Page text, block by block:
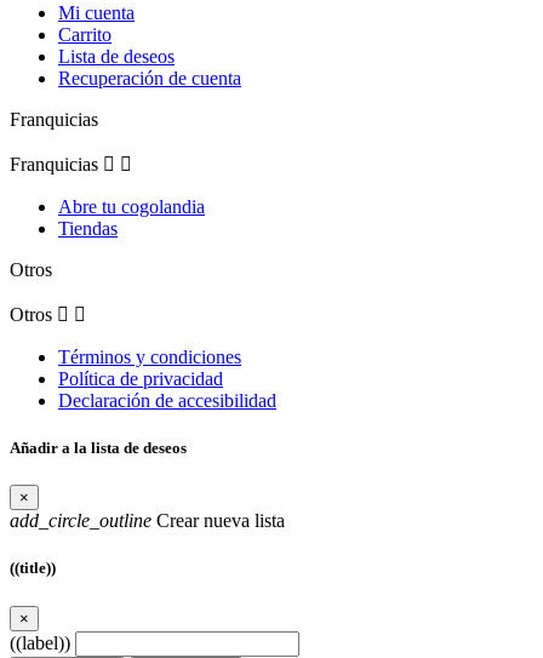
Mi cuenta
Carrito
Lista de deseos
Recuperación de cuenta
Franquicias
Franquicias  
Abre tu cogolandia
Tiendas
Otros
Otros  
Términos y condiciones
Política de privacidad
Declaración de accesibilidad
Añadir a la lista de deseos
×
add_circle_outline Crear nueva lista
((title))
×
((label))